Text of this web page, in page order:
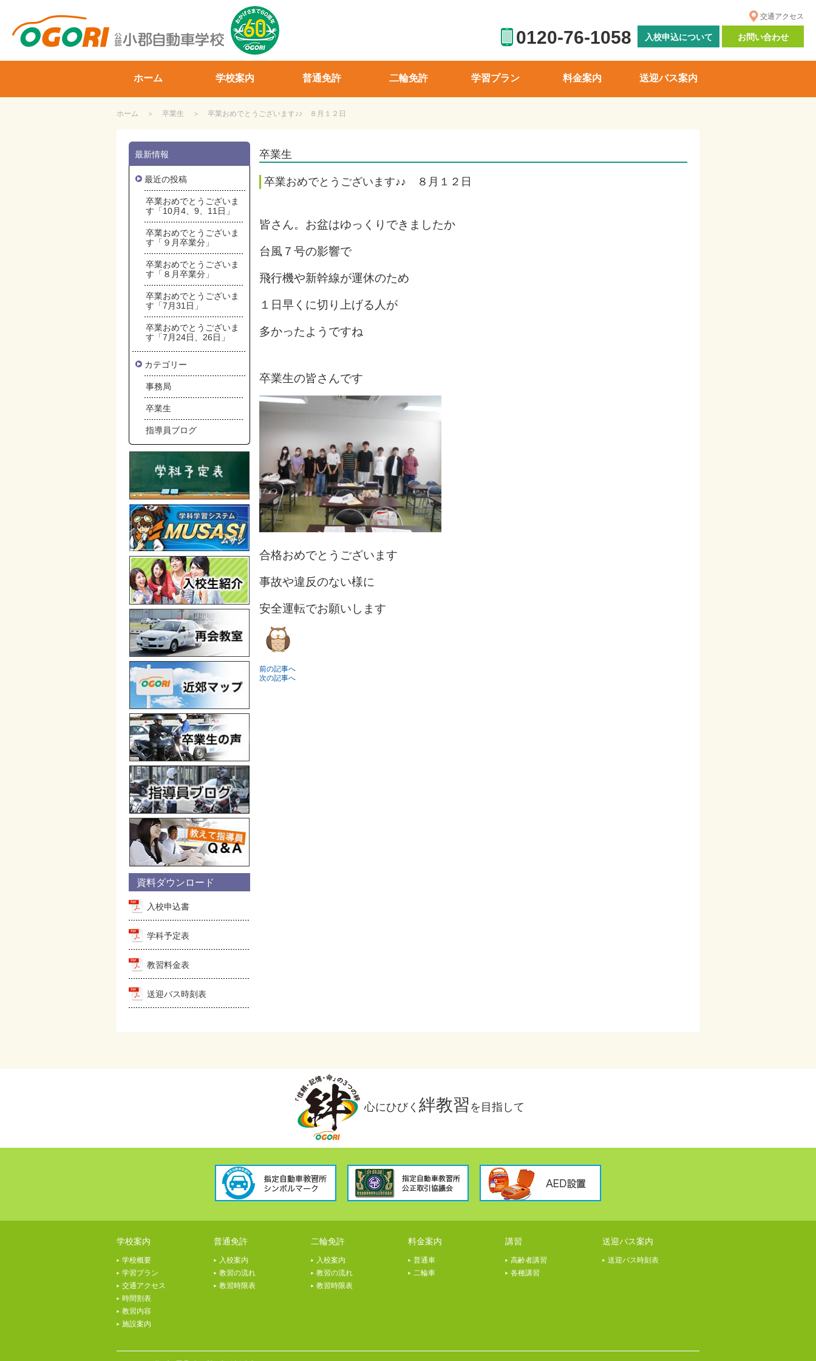
交通アクセス
お問い合わせ
入校申込について
0120-76-1058
ホーム 学校案内 普通免許 二輪免許 学習プラン 料金案内 送迎バス案内
ホーム 卒業生 卒業おめでとうございます♪♪ ８月１２日
卒業生
卒業おめでとうございます♪♪ ８月１２日
皆さん。お盆はゆっくりできましたか
台風７号の影響で
飛行機や新幹線が運休のため
１日早くに切り上げる人が
多かったようですね
卒業生の皆さんです
合格おめでとうございます
事故や違反のない様に
安全運転でお願いします
前の記事へ
次の記事へ
最新情報
最近の投稿
卒業おめでとうございま
す「10月4、9、11日」
卒業おめでとうございま
す「９月卒業分」
卒業おめでとうございま
す「８月卒業分」
卒業おめでとうございま
す「7月31日」
卒業おめでとうございま
す「7月24日、26日」
カテゴリー
事務局
卒業生
指導員ブログ
資料ダウンロード
入校申込書
学科予定表
教習料金表
送迎バス時刻表
心にひびく 絆教習 を目指して
学校案内
学校概要
学習プラン
交通アクセス
時間割表
教習内容
施設案内
普通免許
入校案内
教習の流れ
教習時限表
二輪免許
入校案内
教習の流れ
教習時限表
料金案内
普通車
二輪車
講習
高齢者講習
各種講習
送迎バス案内
送迎バス時刻表